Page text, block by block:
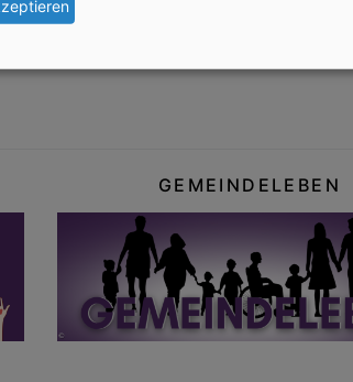
Juni 2026 ist dann der
im Pfarrbüro.
GEMEINDELEBEN